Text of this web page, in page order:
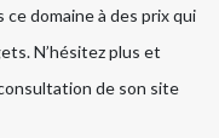
domaine à des prix qui
N’hésitez plus et
de son site